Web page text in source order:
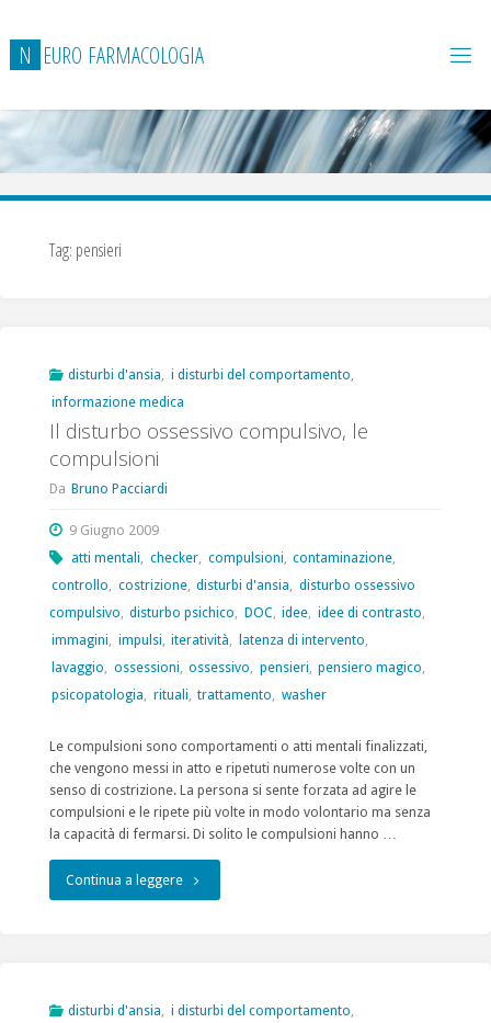
contenuto
N EURO FARMACOLOGIA
Tag: pensieri
disturbi d'ansia, i disturbi del comportamento,
informazione medica
Il disturbo ossessivo compulsivo, le
compulsioni
Da Bruno Pacciardi
9 Giugno 2009
atti mentali, checker, compulsioni, contaminazione,
controllo, costrizione, disturbi d'ansia, disturbo ossessivo
compulsivo, disturbo psichico, DOC, idee, idee di contrasto,
immagini, impulsi, iteratività, latenza di intervento,
lavaggio, ossessioni, ossessivo, pensieri, pensiero magico,
psicopatologia, rituali, trattamento, washer
Le compulsioni sono comportamenti o atti mentali finalizzati,
che vengono messi in atto e ripetuti numerose volte con un
senso di costrizione. La persona si sente forzata ad agire le
compulsioni e le ripete più volte in modo volontario ma senza
la capacità di fermarsi. Di solito le compulsioni hanno …
Continua a leggere"Il
disturbi d'ansia, i disturbi del comportamento,